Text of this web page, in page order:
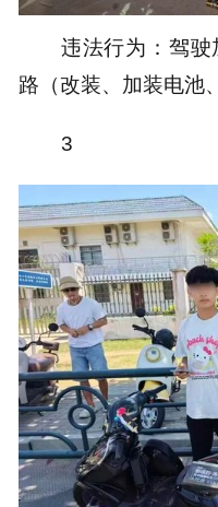
违法行为：驾
路（改装、加装电池
3